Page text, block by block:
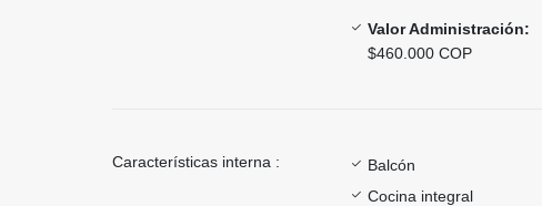
Valor Administración:
$460.000 COP
Características interna : Balcón
Cocina integral